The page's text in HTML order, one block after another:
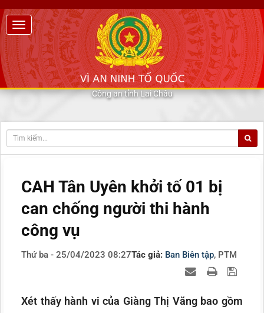
Công an tỉnh Lai Châu
CAH Tân Uyên khởi tố 01 bị
can chống người thi hành
công vụ
Thứ ba - 25/04/2023 08:27Tác giả: Ban Biên tập, PTM
Xét thấy hành vi của Giàng Thị Văng bao gồm